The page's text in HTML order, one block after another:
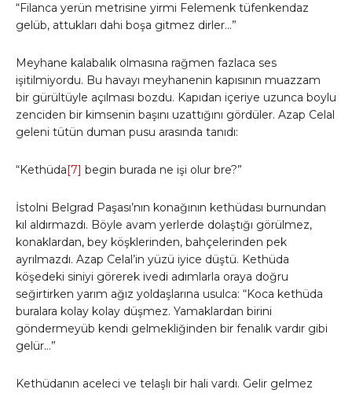
“Filanca yerün metrisine yirmi Felemenk tüfenkendaz
gelüb, attukları dahi boşa gitmez dirler…”
Meyhane kalabalık olmasına rağmen fazlaca ses
işitilmiyordu. Bu havayı meyhanenin kapısının muazzam
bir gürültüyle açılması bozdu. Kapıdan içeriye uzunca boylu
zenciden bir kimsenin başını uzattığını gördüler. Azap Celal
geleni tütün duman pusu arasında tanıdı:
“Kethüda[7] begin burada ne işi olur bre?”
İstolni Belgrad Paşası’nın konağının kethüdası burnundan
kıl aldırmazdı. Böyle avam yerlerde dolaştığı görülmez,
konaklardan, bey köşklerinden, bahçelerinden pek
ayrılmazdı. Azap Celal’in yüzü iyice düştü. Kethüda
köşedeki siniyi görerek ivedi adımlarla oraya doğru
seğirtirken yarım ağız yoldaşlarına usulca: “Koca kethüda
buralara kolay kolay düşmez. Yamaklardan birini
göndermeyüb kendi gelmekliğinden bir fenalık vardır gibi
gelür…”
Kethüdanın aceleci ve telaşlı bir hali vardı. Gelir gelmez